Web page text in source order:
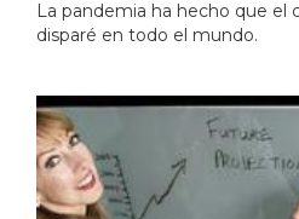
La pandemia ha hecho que el
disparé en todo el mundo.